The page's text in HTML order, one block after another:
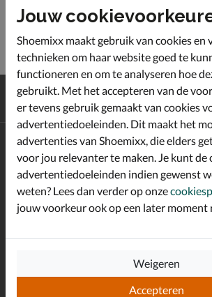
Gratisverzending en retour*
Achterafbetalen
Altijd op de hoogte zijn?
Schrijf je in voor de Shoemixx nieuwsbrief en
welkomstkorting!
Inschrijven
Jouw
Shoemixx maakt gebruik van cookies en
technieken om haar website goed te
functioneren en om te analyseren hoe
gebruikt. Met het accepteren van de
er tevens gebruik gemaakt van cookies
advertentiedoeleinden. Dit maakt het
advertenties van Shoemixx, die elders
voor jou relevanter te maken. Je kunt de
advertentiedoeleinden indien gewenst
weten? Lees dan verder op onze
jouw voorkeur ook op een later moment
Accepteren
Weigeren